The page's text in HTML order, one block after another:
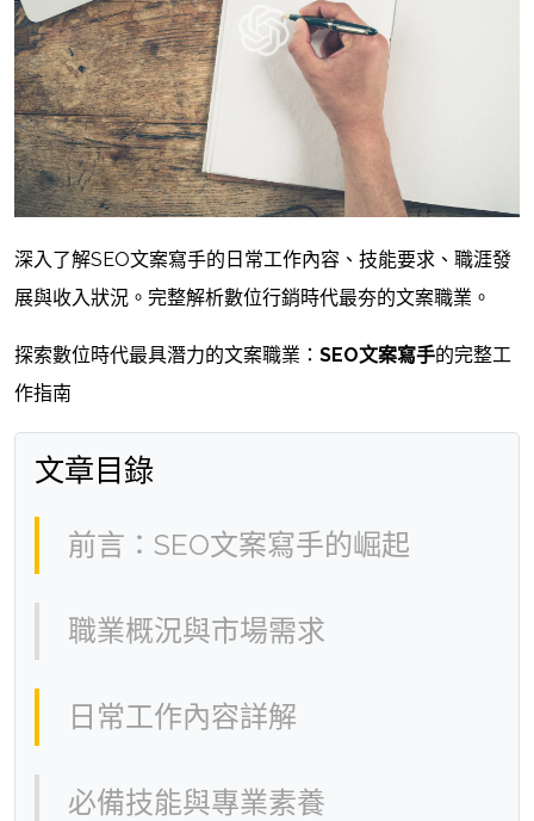
深入了解SEO文案寫手的日常工作內容、技能要求、職涯發
展與收入狀況。完整解析數位行銷時代最夯的文案職業。
探索數位時代最具潛力的文案職業： SEO文案寫手的完整工
作指南
文章目錄
前言：SEO文案寫手的崛起
職業概況與市場需求
日常工作內容詳解
必備技能與專業素養